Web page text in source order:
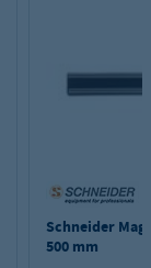
Schneider
500 mm